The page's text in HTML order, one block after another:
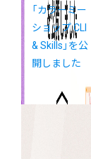
「カラーミー
ショップ CLI
& Skills」を公
開しました